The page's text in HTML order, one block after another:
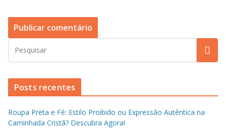
Posts recentes
Roupa Preta e Fé: Estilo Proibido ou Expressão Autêntica na
Caminhada Cristã? Descubra Agora!